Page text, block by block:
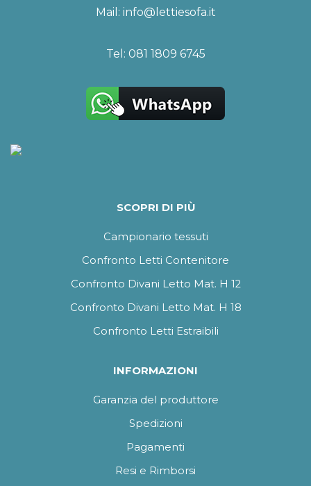
Mail: info@lettiesofa.it
Tel: 081 1809 6745
SCOPRI DI PIÙ
Campionario tessuti
Confronto Letti Contenitore
Confronto Divani Letto Mat. H 12
Confronto Divani Letto Mat. H 18
Confronto Letti Estraibili
INFORMAZIONI
Garanzia del produttore
Spedizioni
Pagamenti
Resi e Rimborsi